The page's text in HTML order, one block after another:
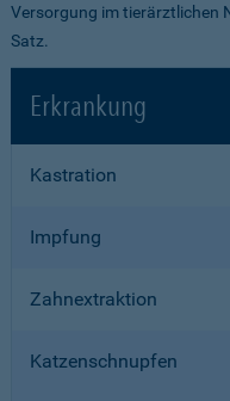
Versorgung im tierärztlichen
Satz.
Erkrankung
Kastration
Impfung
Zahnextraktion
Katzenschnupfen